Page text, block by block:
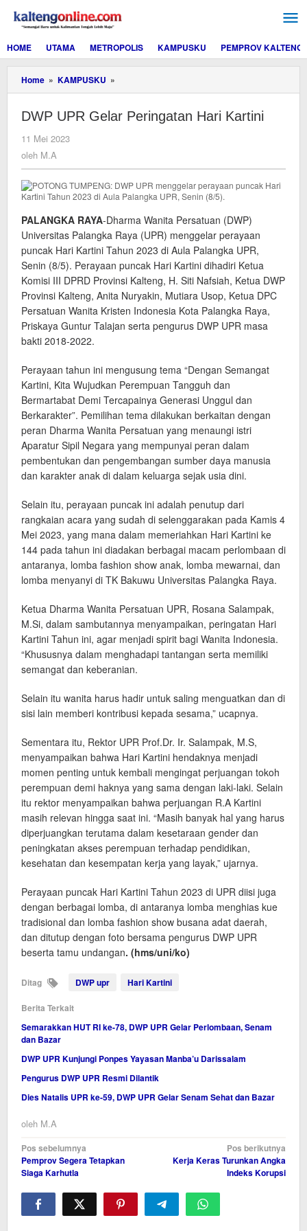
konten
HOME
UTAMA METROPOLIS KAMPUSKU PEMPROV KALTENG
Home » KAMPUSKU »
UPR
Peringatan
DWP UPR Gelar Peringatan Hari Kartini
11 Mei 2023
oleh M.A
PALANGKA RAYA-Dharma Wanita Persatuan (DWP)
Universitas Palangka Raya (UPR) menggelar perayaan
puncak Hari Kartini Tahun 2023 di Aula Palangka UPR,
Senin (8/5). Perayaan puncak Hari Kartini dihadiri Ketua
Komisi III DPRD Provinsi Kalteng, H. Siti Nafsiah, Ketua DWP
Provinsi Kalteng, Anita Nuryakin, Mutiara Usop, Ketua DPC
Persatuan Wanita Kristen Indonesia Kota Palangka Raya,
Priskaya Guntur Talajan serta pengurus DWP UPR masa
bakti 2018-2022.
Perayaan tahun ini mengusung tema “Dengan Semangat
Kartini, Kita Wujudkan Perempuan Tangguh dan
Bermartabat Demi Tercapainya Generasi Unggul dan
Berkarakter”. Pemilihan tema dilakukan berkaitan dengan
peran Dharma Wanita Persatuan yang menaungi istri
Aparatur Sipil Negara yang mempunyai peran dalam
pembentukan dan pengembangan sumber daya manusia
dan karakter anak di dalam keluarga sejak usia dini.
Selain itu, perayaan puncak ini adalah penutup dari
rangkaian acara yang sudah di selenggarakan pada Kamis 4
Mei 2023, yang mana dalam memeriahkan Hari Kartini ke
144 pada tahun ini diadakan berbagai macam perlombaan di
antaranya, lomba fashion show anak, lomba mewarnai, dan
lomba menyanyi di TK Bakuwu Universitas Palangka Raya.
Ketua Dharma Wanita Persatuan UPR, Rosana Salampak,
M.Si, dalam sambutannya menyampaikan, peringatan Hari
Kartini Tahun ini, agar menjadi spirit bagi Wanita Indonesia.
“Khususnya dalam menghadapi tantangan serta memiliki
semangat dan keberanian.
Selain itu wanita harus hadir untuk saling menguatkan dan di
sisi lain memberi kontribusi kepada sesama,” ucapnya.
Sementara itu, Rektor UPR Prof.Dr. Ir. Salampak, M.S,
menyampaikan bahwa Hari Kartini hendaknya menjadi
momen penting untuk kembali mengingat perjuangan tokoh
perempuan demi haknya yang sama dengan laki-laki. Selain
itu rektor menyampaikan bahwa perjuangan R.A Kartini
masih relevan hingga saat ini. “Masih banyak hal yang harus
diperjuangkan terutama dalam kesetaraan gender dan
peningkatan akses perempuan terhadap pendidikan,
kesehatan dan kesempatan kerja yang layak,” ujarnya.
Perayaan puncak Hari Kartini Tahun 2023 di UPR diisi juga
dengan berbagai lomba, di antaranya lomba menghias kue
tradisional dan lomba fashion show busana adat daerah,
dan ditutup dengan foto bersama pengurus DWP UPR
beserta tamu undangan. (hms/uni/ko)
Ditag DWP upr Hari Kartini
Berita Terkait
Semarakkan HUT RI ke-78, DWP UPR Gelar Perlombaan, Senam
dan Bazar
DWP UPR Kunjungi Ponpes Yayasan Manba’u Darissalam
Pengurus DWP UPR Resmi Dilantik
Dies Natalis UPR ke-59, DWP UPR Gelar Senam Sehat dan Bazar
oleh M.A
Navigasi
pos
Pos sebelumnya
Pemprov Segera Tetapkan
Siaga Karhutla
Pos berikutnya
Kerja Keras Turunkan Angka
Indeks Korupsi